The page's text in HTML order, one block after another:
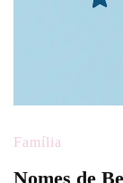
Família
Nomes de